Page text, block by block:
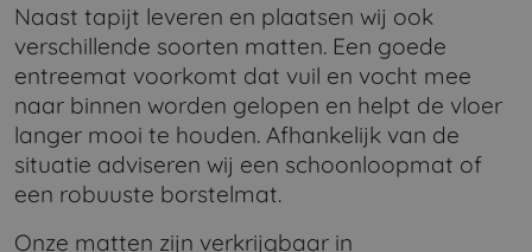
Naast tapijt leveren en plaatsen wij ook
verschillende soorten matten. Een goede
entreemat voorkomt dat vuil en vocht mee
naar binnen worden gelopen en helpt de vloer
langer mooi te houden. Afhankelijk van de
situatie adviseren wij een schoonloopmat of
een robuuste borstelmat.
Onze matten zijn verkrijgbaar in